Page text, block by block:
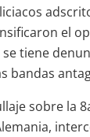
el
tiene
bandas
sobre la